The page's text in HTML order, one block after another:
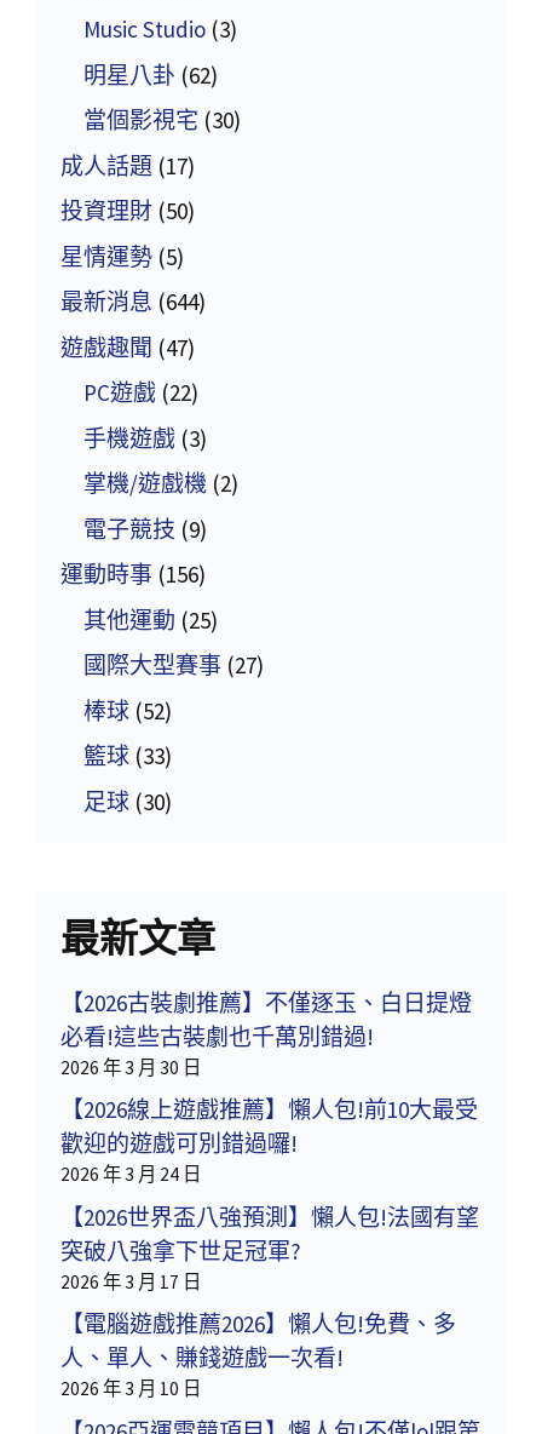
Music Studio (3)
明星八卦 (62)
當個影視宅 (30)
成人話題 (17)
投資理財 (50)
星情運勢 (5)
最新消息 (644)
遊戲趣聞 (47)
PC遊戲 (22)
手機遊戲 (3)
掌機/遊戲機 (2)
電子競技 (9)
運動時事 (156)
其他運動 (25)
國際大型賽事 (27)
棒球 (52)
籃球 (33)
足球 (30)
最新文章
【2026古裝劇推薦】不僅逐玉、白日提燈
必看!這些古裝劇也千萬別錯過!
2026 年 3 月 30 日
【2026線上遊戲推薦】懶人包!前10大最受
歡迎的遊戲可別錯過囉!
2026 年 3 月 24 日
【2026世界盃八強預測】懶人包!法國有望
突破八強拿下世足冠軍?
2026 年 3 月 17 日
【電腦遊戲推薦2026】懶人包!免費、多
人、單人、賺錢遊戲一次看!
2026 年 3 月 10 日